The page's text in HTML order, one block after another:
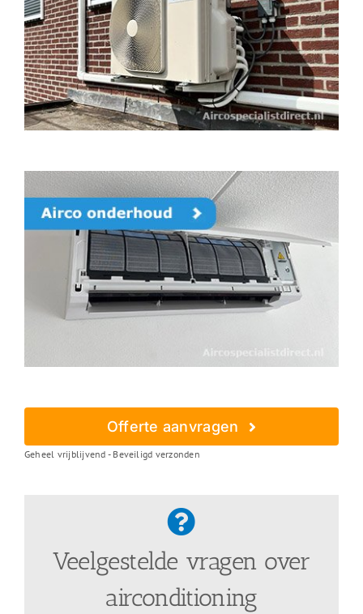
Offerte aanvragen
Geheel vrijblijvend - Beveiligd verzonden
Veelgestelde vragen over
airconditioning